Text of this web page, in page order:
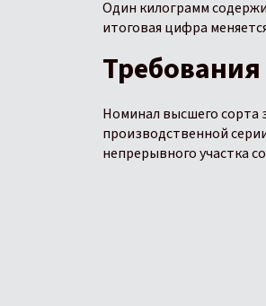
Один килограмм
итоговая цифра
Номинал высшего сорта
производственной
непрерывного участка